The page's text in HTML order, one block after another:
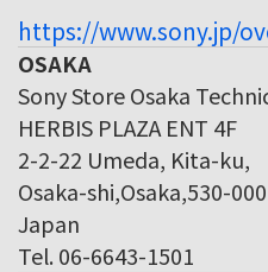
https://www.sony.jp/
OSAKA
Sony Store Osaka
HERBIS PLAZA ENT 4F
2-2-22 Umeda, Kita-ku,
Osaka-shi,Osaka,530-
Japan
Tel. 06-6643-1501